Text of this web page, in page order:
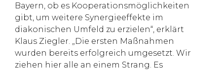
Bayern, ob es Kooperationsmöglichkeiten
gibt, um weitere Synergieeffekte im
diakonischen Umfeld zu erzielen“, erklärt
Klaus Ziegler. „Die ersten Maßnahmen
wurden bereits erfolgreich umgesetzt. Wir
ziehen hier alle an einem Strang. Es